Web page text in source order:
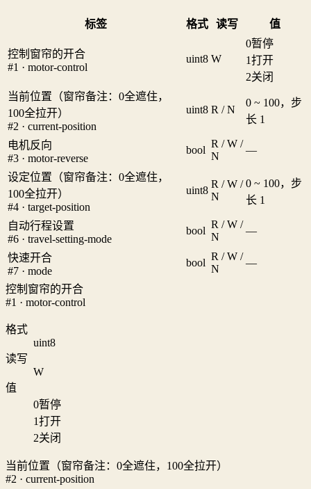
标签 格式 读写 值
控制窗帘的开合
#1 · motor-control
uint8 W
0暂停
1打开
2关闭
当前位置（窗帘备注：0全遮住，
100全拉开）
#2 · current-position
uint8 R / N
0 ~ 100，步
长 1
电机反向
#3 · motor-reverse
bool
R / W /
N
—
设定位置（窗帘备注：0全遮住，
100全拉开）
#4 · target-position
uint8
R / W /
N
0 ~ 100，步
长 1
自动行程设置
#6 · travel-setting-mode
bool
R / W /
N
—
快速开合
#7 · mode
bool
R / W /
N
—
控制窗帘的开合
#1 · motor-control
格式
uint8
读写
W
值
0暂停
1打开
2关闭
当前位置（窗帘备注：0全遮住，100全拉开）
#2 · current-position